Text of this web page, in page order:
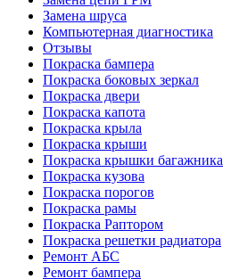
Замена шруса
Компьютерная диагностика
Отзывы
Покраска бампера
Покраска боковых зеркал
Покраска двери
Покраска капота
Покраска крыла
Покраска крыши
Покраска крышки багажника
Покраска кузова
Покраска порогов
Покраска рамы
Покраска Раптором
Покраска решетки радиатора
Ремонт АБС
Ремонт бампера